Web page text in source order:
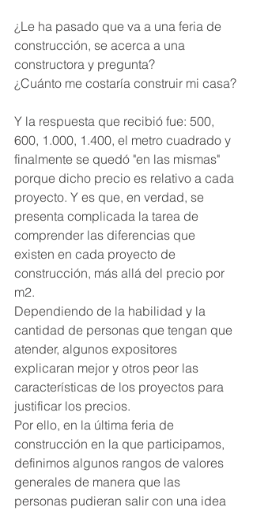
¿Le ha pasado que va a una feria de
construcción, se acerca a una
constructora y pregunta?
¿Cuánto me costaría construir mi casa?
Y la respuesta que recibió fue: 500,
600, 1.000, 1.400, el metro cuadrado y
finalmente se quedó "en las mismas"
porque dicho precio es relativo a cada
proyecto. Y es que, en verdad, se
presenta complicada la tarea de
comprender las diferencias que
existen en cada proyecto de
construcción, más allá del precio por
m2.
Dependiendo de la habilidad y la
cantidad de personas que tengan que
atender, algunos expositores
explicaran mejor y otros peor las
características de los proyectos para
justificar los precios.
Por ello, en la última feria de
construcción en la que participamos,
definimos algunos rangos de valores
generales de manera que las
personas pudieran salir con una idea